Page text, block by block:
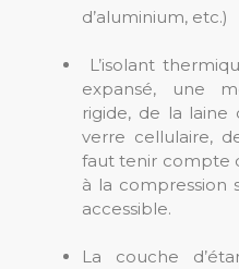
d’aluminium, etc.)
L’isolant
expansé, une
rigide, de la
verre cellulaire,
faut tenir compte
à la compression
accessible.
La couche